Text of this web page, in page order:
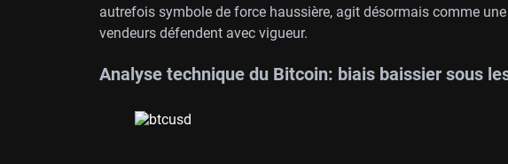
autrefois symbole de force haussière, agit désormais comme
vendeurs défendent avec vigueur.
Analyse technique du Bitcoin: biais baissier sous